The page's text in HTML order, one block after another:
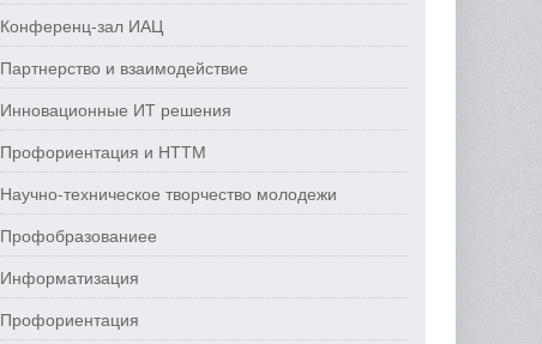
Конференц-зал ИАЦ
Партнерство и взаимодействие
Инновационные ИТ решения
Профориентация и НТТМ
Научно-техническое творчество молодежи
Профобразованиее
Информатизация
Профориентация